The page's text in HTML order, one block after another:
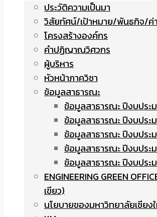
ประวัติความเป็นมา
วิสัยทัศน์/เป้าหมาย/พันธกิจ/ค่
โครงสร้างองค์กร
คำปฏิญาณวิศวกร
ผู้บริหาร
หัวหน้าภาควิชา
ข้อมูลสาธารณะ
ข้อมูลสาธารณะ ปีงบประ
ข้อมูลสาธารณะ ปีงบประ
ข้อมูลสาธารณะ ปีงบประ
ข้อมูลสาธารณะ ปีงบประ
ข้อมูลสาธารณะ ปีงบประ
ENGINEERING GREEN
เขียว)
นโยบายของมหาวิทยาลัยเชียง